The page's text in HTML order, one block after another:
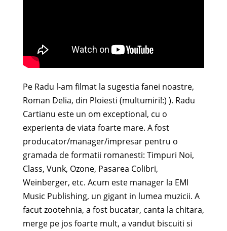
Pe Radu l-am filmat la sugestia fanei noastre,
Roman Delia, din Ploiesti (multumiri!:) ). Radu
Cartianu este un om exceptional, cu o
experienta de viata foarte mare. A fost
producator/manager/impresar pentru o
gramada de formatii romanesti: Timpuri Noi,
Class, Vunk, Ozone, Pasarea Colibri,
Weinberger, etc. Acum este manager la EMI
Music Publishing, un gigant in lumea muzicii. A
facut zootehnia, a fost bucatar, canta la chitara,
merge pe jos foarte mult, a vandut biscuiti si